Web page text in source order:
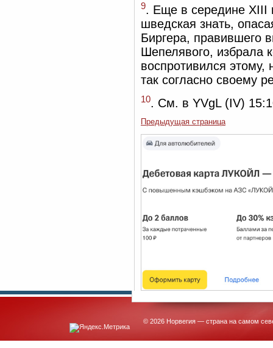
9. Еще в середине XIII
шведская знать,
Биргера, правившего
Шепелявого, избрала
воспротивился
так согласно своему
10. См. в YVgL (IV)
Предыдущая страница
© 2026 Норвегия — страна на самом